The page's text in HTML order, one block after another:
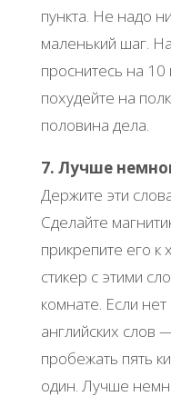
пункта. Не надо
маленький шаг.
проснитесь на
похудейте на
половина дела.
7. Лучше
Держите эти
Сделайте
прикрепите его к
стикер с этими
комнате. Если
английских слов
пробежать пять
один. Лучше